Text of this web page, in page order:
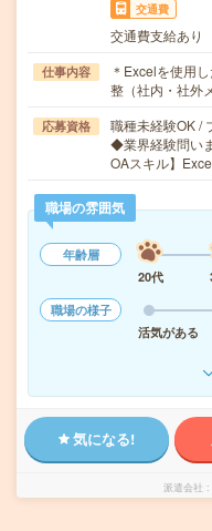
交通費
交通費支給あり
仕事内容
＊Excelを使用
整（社内・社外
応募資格
職種未経験OK /
◆業界経験問い
OAスキル】
職場の雰囲気
年齢層
20代
職場の様子
活気がある
気になる!
派遣会社